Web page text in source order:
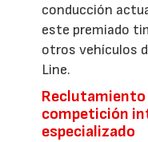
conducción
este premiado
otros vehículos
Line.
competición
especializado